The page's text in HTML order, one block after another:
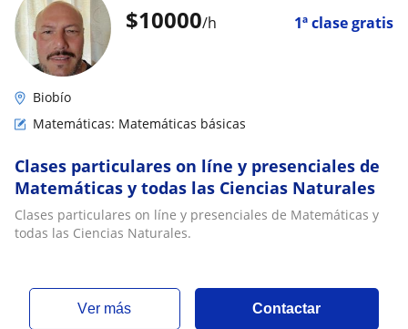
$10000/h 1ª clase gratis
Biobío
Matemáticas: Matemáticas básicas
Clases particulares on líne y presenciales de
Matemáticas y todas las Ciencias Naturales
Clases particulares on líne y presenciales de Matemáticas y
todas las Ciencias Naturales.
ver más Contactar